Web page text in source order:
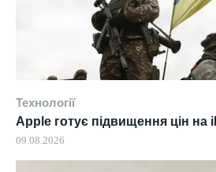
Технології
Apple готує підвищення цін на
09.08.2026